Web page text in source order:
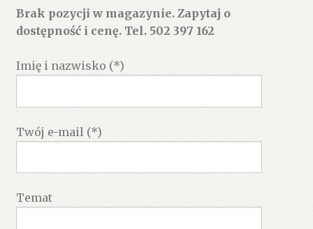
Brak pozycji w magazynie. Zapytaj o
dostępność i cenę. Tel. 502 397 162
Imię i nazwisko (*)
Twój e-mail (*)
Temat